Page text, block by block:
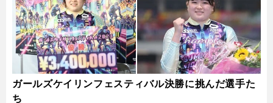
ガールズケイリンフェスティバル決勝に挑んだ選手た
ち